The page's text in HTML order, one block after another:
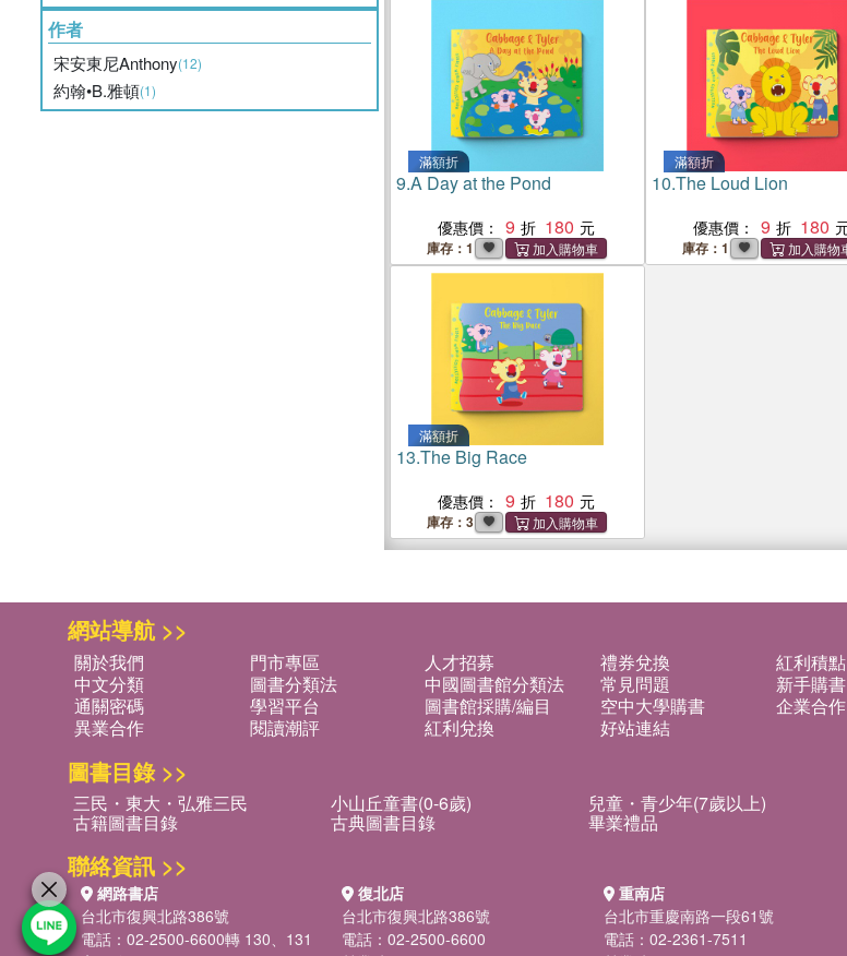
作者
宋安東尼Anthony(12)
約翰•B.雅頓(1)
滿額折
9.A Day at the Pond
優惠價： 9 180
庫存：1
滿額折
10.The Loud Lion
優惠價： 9 180
庫存：1
滿額折
13.The Big Race
優惠價： 9 180
庫存：3
網站導航 >>
關於我們 門市專區 人才招募 禮券兌換
紅利積點
中文分類
圖書分類法 中國圖書館分類法 常見問題
新手購書
通關密碼
學習平台 圖書館採購/編目 空中大學購書
企業合作
異業合作
閱讀潮評 紅利兌換 好站連結
圖書目錄 >>
三民・東大・弘雅三民 小山丘童書(0-6歲) 兒童・青少年(7歲以上)
古籍圖書目錄 古典圖書目錄 畢業禮品
聯絡資訊 >>
網路書店
台北市復興北路386號
電話：02-2500-6600轉 130、131
復北店
台北市復興北路386號
電話：02-2500-6600
重南店
台北市重慶南路一段61號
電話：02-2361-7511